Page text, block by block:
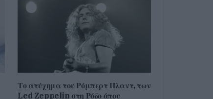
Το ατύχημα του Ρόμπερτ Πλαντ, των
Led Zeppelin στη Ρόδο όπου